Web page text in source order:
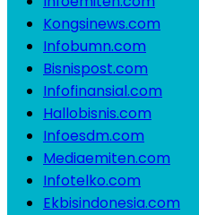
Kongsinews.com
Infobumn.com
Bisnispost.com
Infofinansial.com
Hallobisnis.com
Infoesdm.com
Mediaemiten.com
Infotelko.com
Ekbisindonesia.com